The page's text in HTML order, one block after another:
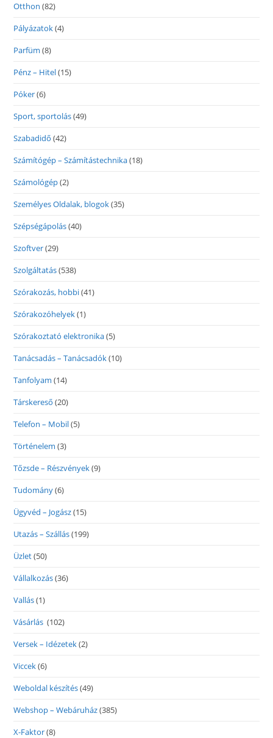
Otthon (82)
Pályázatok(4)
Parfüm (8)
Pénz – Hitel(15)
Póker(6)
Sport, sportolás(49)
Szabadidő (42)
Számítógép – Számítástechnika(18)
Számológép(2)
Személyes Oldalak, blogok(35)
Szépségápolás(40)
Szoftver(29)
Szolgáltatás(538)
Szórakozás, hobbi(41)
Szórakozóhelyek(1)
Szórakoztató elektronika(5)
Tanácsadás – Tanácsadók(10)
Tanfolyam (14)
Társkereső (20)
Telefon – Mobil(5)
Történelem (3)
Tőzsde – Részvények(9)
Tudomány(6)
Ügyvéd – Jogász(15)
Utazás – Szállás(199)
Üzlet(50)
Vállalkozás(36)
Vallás(1)
Vásárlás (102)
Versek – Idézetek(2)
Viccek(6)
Weboldal készítés(49)
Webshop – Webáruház(385)
X-Faktor(8)